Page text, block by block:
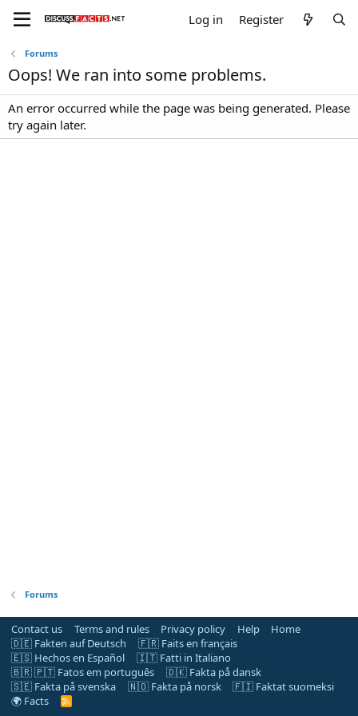
Log in Register
Forums
Oops! We ran into some problems.
An error occurred while the page was being generated. Please
try again later.
Forums
Contact us Terms and rules Privacy policy Help
Home
🇩🇪 Fakten auf Deutsch
🇫🇷 Faits en français
🇪🇸 Hechos en Español
🇮🇹 Fatti in Italiano
🇧🇷 🇵🇹 Fatos em português
🇩🇰 Fakta på dansk
🇸🇪 Fakta på svenska
🇳🇴 Fakta på norsk
🇫🇮 Faktat suomeksi
🌍 Facts
R